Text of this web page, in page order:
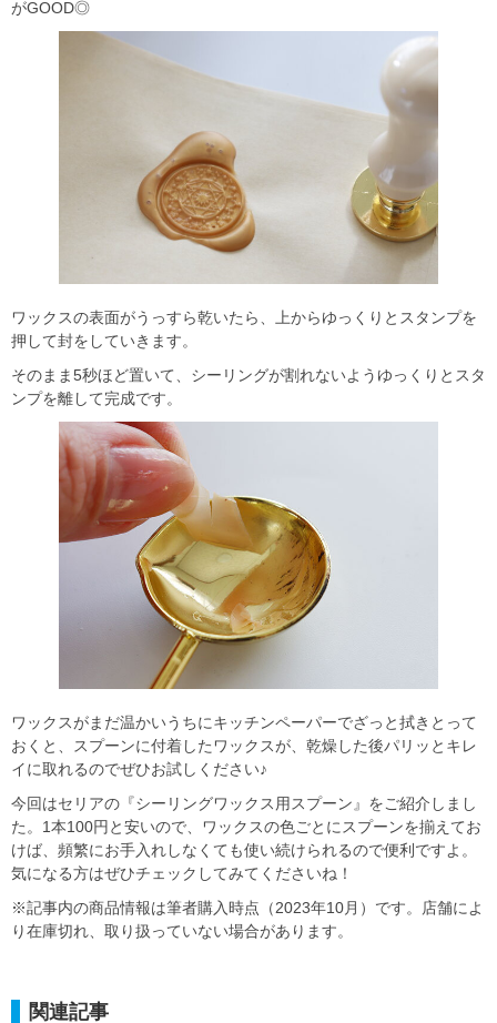
がGOOD◎
ワックスの表面がうっすら乾いたら、上からゆっくりとスタンプを
押して封をしていきます。
そのまま5秒ほど置いて、シーリングが割れないようゆっくりとスタ
ンプを離して完成です。
ワックスがまだ温かいうちにキッチンペーパーでざっと拭きとって
おくと、スプーンに付着したワックスが、乾燥した後パリッとキレ
イに取れるのでぜひお試しください♪
今回はセリアの『シーリングワックス用スプーン』をご紹介しまし
た。1本100円と安いので、ワックスの色ごとにスプーンを揃えてお
けば、頻繁にお手入れしなくても使い続けられるので便利ですよ。
気になる方はぜひチェックしてみてくださいね！
※記事内の商品情報は筆者購入時点（2023年10月）です。店舗によ
り在庫切れ、取り扱っていない場合があります。
関連記事